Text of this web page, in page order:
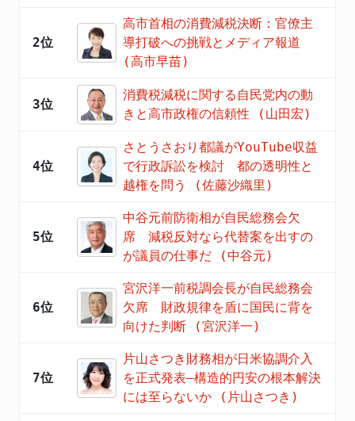
2位
高市首相の消費減税決断：官僚主
導打破への挑戦とメディア報道
(高市早苗)
3位
消費税減税に関する自民党内の動
きと高市政権の信頼性 (山田宏)
4位
さとうさおり都議がYouTube収益
で行政訴訟を検討 都の透明性と
越権を問う (佐藤沙織里)
5位
中谷元前防衛相が自民総務会欠
席 減税反対なら代替案を出すの
が議員の仕事だ (中谷元)
6位
宮沢洋一前税調会長が自民総務会
欠席 財政規律を盾に国民に背を
向けた判断 (宮沢洋一)
7位
片山さつき財務相が日米協調介入
を正式発表―構造的円安の根本解決
には至らないか (片山さつき)